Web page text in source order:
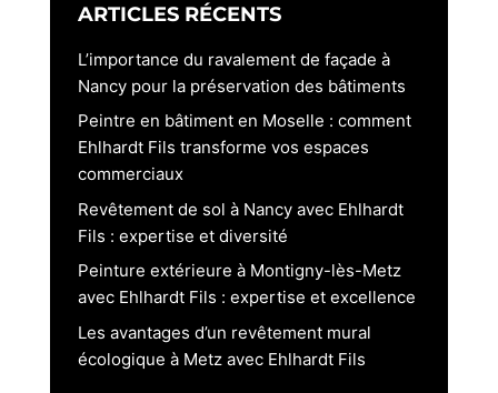
ARTICLES RÉCENTS
L’importance du ravalement de façade à
Nancy pour la préservation des bâtiments
Peintre en bâtiment en Moselle : comment
Ehlhardt Fils transforme vos espaces
commerciaux
Revêtement de sol à Nancy avec Ehlhardt
Fils : expertise et diversité
Peinture extérieure à Montigny-lès-Metz
avec Ehlhardt Fils : expertise et excellence
Les avantages d’un revêtement mural
écologique à Metz avec Ehlhardt Fils